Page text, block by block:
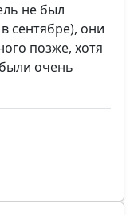
не был
сентябре), они
позже, хотя
очень